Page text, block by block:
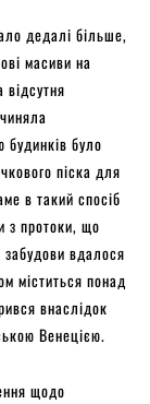
дедалі більше,
масиви на
було
піска для
в такий спосіб
з протоки, що
вдалося
міститься понад
внаслідок
Венецією.
щодо